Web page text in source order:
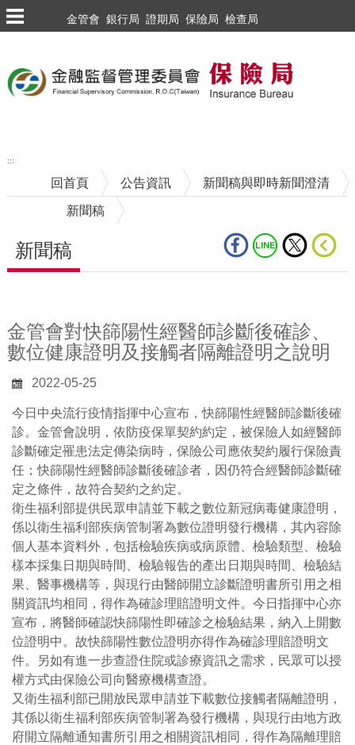
跳到主要內容區塊
金管會 銀行局 證期局 保險局 檢查局
:::
回首頁 公告資訊 新聞稿與即時新聞澄清
新聞稿
新聞稿
金管會對快篩陽性經醫師診斷後確診、
數位健康證明及接觸者隔離證明之說明
2022-05-25
今日中央流行疫情指揮中心宣布，快篩陽性經醫師診斷後確
診。金管會說明，依防疫保單契約約定，被保險人如經醫師
診斷確定罹患法定傳染病時，保險公司應依契約履行保險責
任；快篩陽性經醫師診斷後確診者，因仍符合經醫師診斷確
定之條件，故符合契約之約定。
衛生福利部提供民眾申請並下載之數位新冠病毒健康證明，
係以衛生福利部疾病管制署為數位證明發行機構，其內容除
個人基本資料外，包括檢驗疾病或病原體、檢驗類型、檢驗
樣本採集日期與時間、檢驗報告的產出日期與時間、檢驗結
果、醫事機構等，與現行由醫師開立診斷證明書所引用之相
關資訊均相同，得作為確診理賠證明文件。今日指揮中心亦
宣布，將醫師確認快篩陽性即確診之檢驗結果，納入上開數
位證明中。故快篩陽性數位證明亦得作為確診理賠證明文
件。另如有進一步查證住院或診療資訊之需求，民眾可以授
權方式由保險公司向醫療機構查證。
又衛生福利部已開放民眾申請並下載數位接觸者隔離證明，
其係以衛生福利部疾病管制署為發行機構，與現行由地方政
府開立隔離通知書所引用之相關資訊相同，得作為隔離理賠